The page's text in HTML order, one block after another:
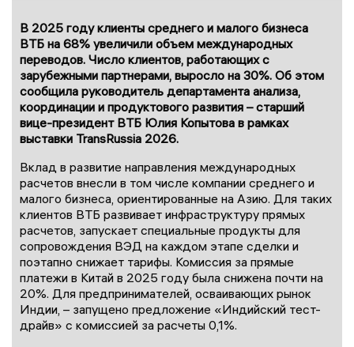
В 2025 году клиенты среднего и малого бизнеса
ВТБ на 68% увеличили объем международных
переводов. Число клиентов, работающих с
зарубежными партнерами, выросло на 30%. Об этом
сообщила руководитель департамента анализа,
координации и продуктового развития – старший
вице-президент ВТБ Юлия Копытова в рамках
выставки TransRussia 2026.
Вклад в развитие направления международных
расчетов внесли в том числе компании среднего и
малого бизнеса, ориентированные на Азию. Для таких
клиентов ВТБ развивает инфраструктуру прямых
расчетов, запускает специальные продукты для
сопровождения ВЭД на каждом этапе сделки и
поэтапно снижает тарифы. Комиссия за прямые
платежи в Китай в 2025 году была снижена почти на
20%. Для предпринимателей, осваивающих рынок
Индии, – запущено предложение «Индийский тест-
драйв» с комиссией за расчеты 0,1%.